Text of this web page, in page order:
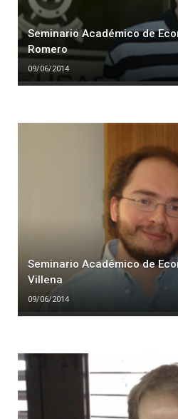
Seminario Académico de
Romero
09/06/2014
Seminario Académico de
Villena
09/06/2014